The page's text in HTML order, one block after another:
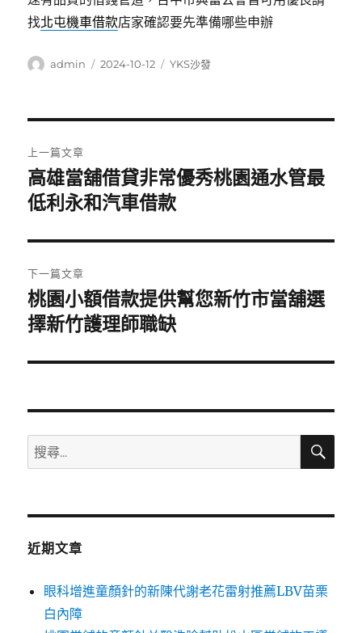
找北屯機車借款店家確認要先準備哪些申辦
作
admin
發
2024-10-12
分
YKS沙發
章
導
覽
上一篇文章
上
一
文
章:
高雄當舖借貸非常優秀桃園通水管最
低利永和汽車借款
下一篇文章
下
一
文
桃園小額借款提供幫您新竹市當舖選
擇新竹護理師職缺
搜
尋
鍵
搜
近期文章
眼科增進童顏針的新陳代謝老花雷射推薦LBV苗栗
白內障